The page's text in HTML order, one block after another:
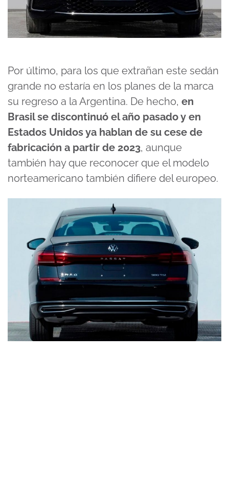
Por último, para los que extrañan este sedán
grande no estaría en los planes de la marca
su regreso a la Argentina. De hecho, en
Brasil se discontinuó el año pasado y en
Estados Unidos ya hablan de su cese de
fabricación a partir de 2023, aunque
también hay que reconocer que el modelo
norteamericano también difiere del europeo.